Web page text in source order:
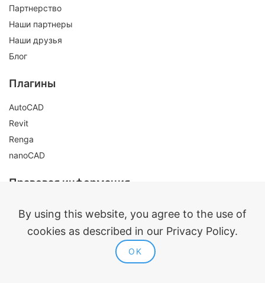
Партнерство
Наши партнеры
Наши друзья
Блог
Плагины
AutoCAD
Revit
Renga
nanoCAD
Правовая информация
Политика конфиденциальности
Согласие на обработку персональных данных
Политика использования cookie
By using this website, you agree to the use of
cookies as described in our Privacy Policy.
OK